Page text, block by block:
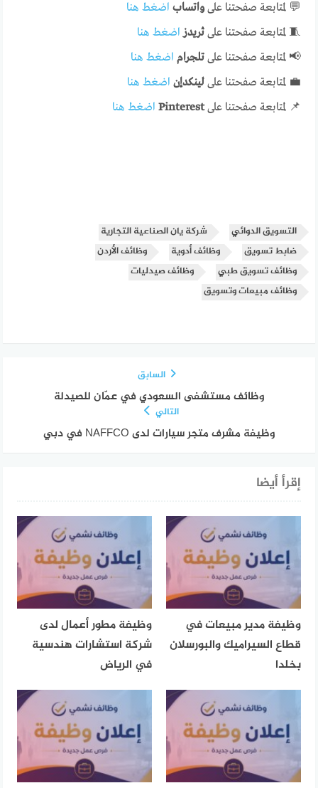
💬 لمتابعة صفحتنا علىواتساب اضغط هنا
🧵 لمتابعة صفحتنا علىثريدز اضغط هنا
📢 لمتابعة صفحتنا علىتلجرام اضغط هنا
💼 لمتابعة صفحتنا علىلينكدإن اضغط هنا
📌 لمتابعة صفحتنا علىPinterest اضغط هنا
التسويق الدوائي
شركة يان الصناعية التجارية
ضابط تسويق
وظائف أدوية
وظائف الأردن
وظائف تسويق طبي
وظائف صيدليات
وظائف مبيعات وتسويق
السابق
وظائف مستشفى السعودي في عمّان للصيدلة
التالي
وظيفة مشرف متجر سيارات لدى NAFFCO في دبي
إقرأ أيضا
وظيفة مدير مبيعات في
قطاع السيراميك والبورسلان
بخلدا
وظيفة مطور أعمال لدى
شركة استشارات هندسية
في الرياض